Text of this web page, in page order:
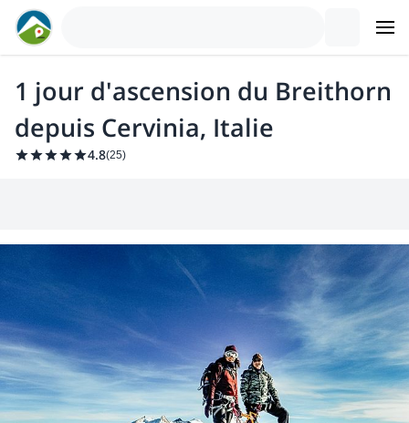
1 jour d'ascension du Breithorn
depuis Cervinia, Italie
4.8(25)